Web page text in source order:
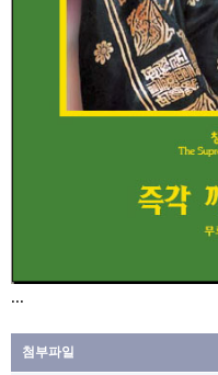
...
첨부파일